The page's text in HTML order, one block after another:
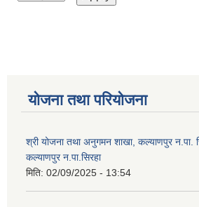
योजना तथा परियोजना
श्री योजना तथा अनुगमन शाखा, कल्याणपुर न.पा.
कल्याणपुर न.पा.सिरहा
मिति: 02/09/2025 - 13:54